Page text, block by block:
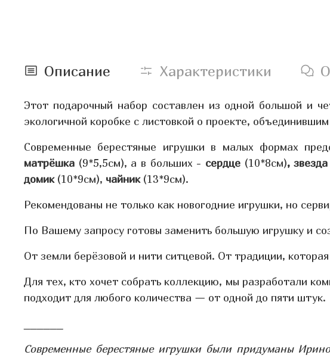
Описание Характеристики
Этот подарочный набор составлен из одной большой и
экологичной коробке с листовкой о проекте,
Современные берестяные игрушки в малых формах
матрёшка (9*5,5см), а в больших - сердце (10*8см), звезда
домик (10*9см), чайник (13*9см).
Рекомендованы не только как новогодние игрушки, но
По Вашему запросу готовы заменить большую игрушку и
От земли берёзовой и нити ситцевой. От традиции,
Для тех, кто хочет собрать коллекцию, мы разработали
подходит для любого количества — от одной до пяти штук.
Современные берестяные игрушки были придуманы